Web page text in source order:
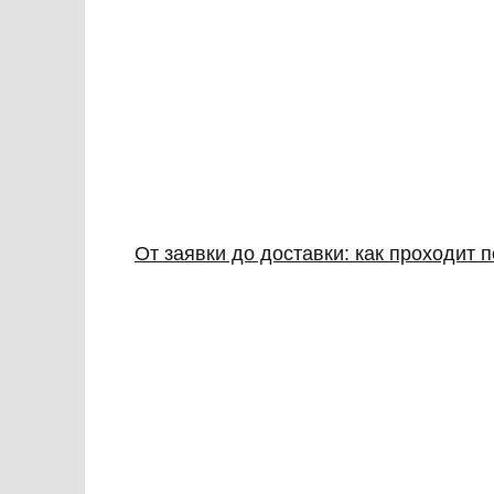
От заявки до доставки: как проходит